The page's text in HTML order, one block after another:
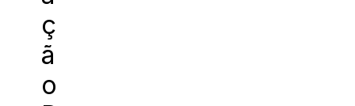
ç
ã
o